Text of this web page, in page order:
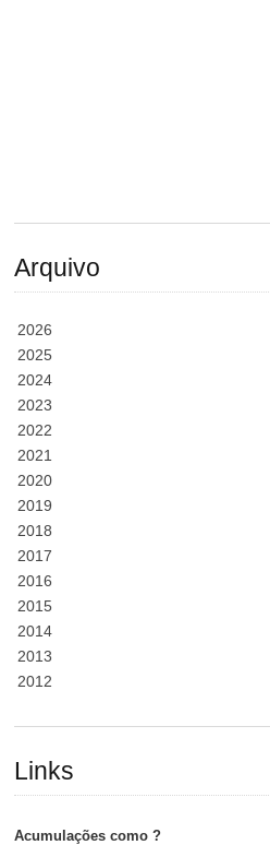
Arquivo
2026
2025
2024
2023
2022
2021
2020
2019
2018
2017
2016
2015
2014
2013
2012
Links
Acumulações como ?